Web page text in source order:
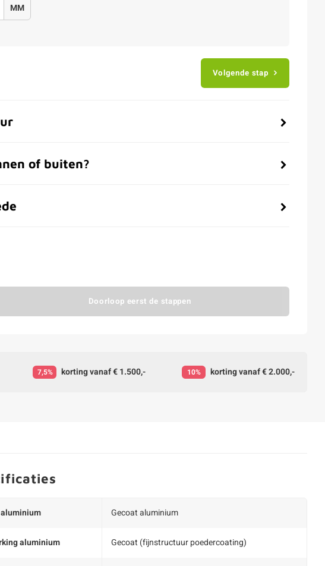
MM
Volgende stap
of buiten?
Doorloop eerst de stappen
7,5% korting vanaf € 1.500,- 10% korting vanaf € 2.000,-
Gecoat aluminium
aluminium Gecoat (fijnstructuur poedercoating)